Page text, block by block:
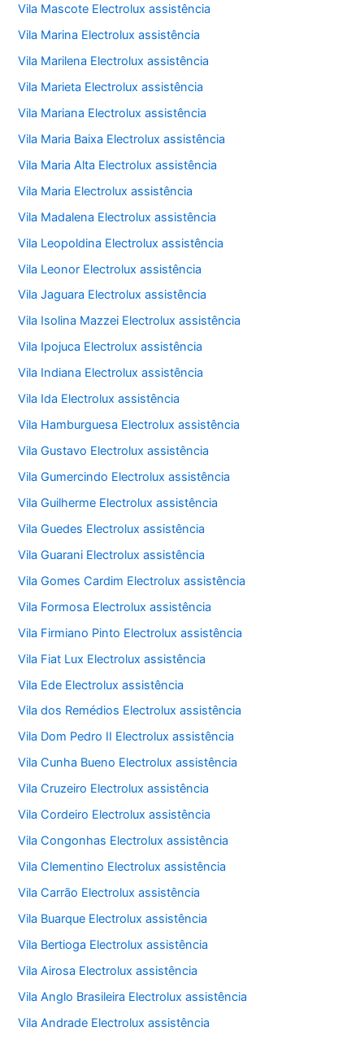
Vila Mascote Electrolux assistência
Vila Marina Electrolux assistência
Vila Marilena Electrolux assistência
Vila Marieta Electrolux assistência
Vila Mariana Electrolux assistência
Vila Maria Baixa Electrolux assistência
Vila Maria Alta Electrolux assistência
Vila Maria Electrolux assistência
Vila Madalena Electrolux assistência
Vila Leopoldina Electrolux assistência
Vila Leonor Electrolux assistência
Vila Jaguara Electrolux assistência
Vila Isolina Mazzei Electrolux assistência
Vila Ipojuca Electrolux assistência
Vila Indiana Electrolux assistência
Vila Ida Electrolux assistência
Vila Hamburguesa Electrolux assistência
Vila Gustavo Electrolux assistência
Vila Gumercindo Electrolux assistência
Vila Guilherme Electrolux assistência
Vila Guedes Electrolux assistência
Vila Guarani Electrolux assistência
Vila Gomes Cardim Electrolux assistência
Vila Formosa Electrolux assistência
Vila Firmiano Pinto Electrolux assistência
Vila Fiat Lux Electrolux assistência
Vila Ede Electrolux assistência
Vila dos Remédios Electrolux assistência
Vila Dom Pedro II Electrolux assistência
Vila Cunha Bueno Electrolux assistência
Vila Cruzeiro Electrolux assistência
Vila Cordeiro Electrolux assistência
Vila Congonhas Electrolux assistência
Vila Clementino Electrolux assistência
Vila Carrão Electrolux assistência
Vila Buarque Electrolux assistência
Vila Bertioga Electrolux assistência
Vila Airosa Electrolux assistência
Vila Anglo Brasileira Electrolux assistência
Vila Andrade Electrolux assistência